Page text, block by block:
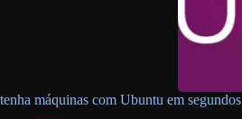
tenha máquinas com Ubuntu em segundos